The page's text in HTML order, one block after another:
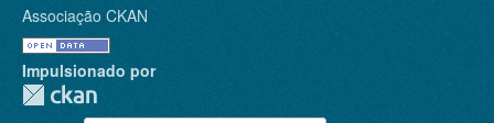
Associação CKAN
Impulsionado por